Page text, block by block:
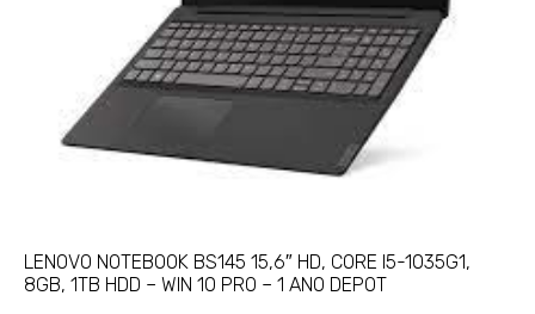
LENOVO NOTEBOOK BS145 15,6″ HD, CORE I5-1035G1,
8GB, 1TB HDD – WIN 10 PRO – 1 ANO DEPOT